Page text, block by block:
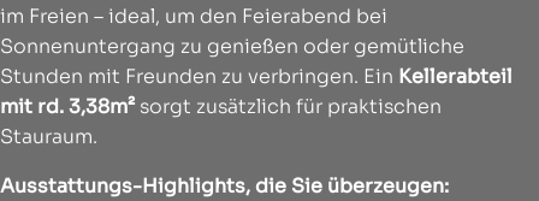
im Freien – ideal, um den Feierabend bei
Sonnenuntergang zu genießen oder gemütliche
Stunden mit Freunden zu verbringen. Ein Kellerabteil
mit rd. 3,38m² sorgt zusätzlich für praktischen
Stauraum.
Ausstattungs-Highlights, die Sie überzeugen: